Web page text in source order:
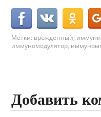
Метки: врожденный,
иммуномодулятор,
Добавить